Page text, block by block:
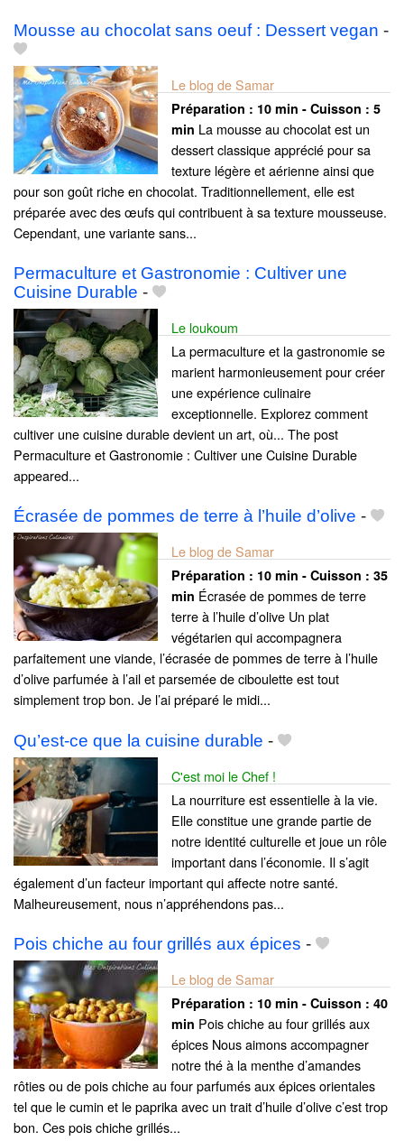
Mousse au chocolat sans oeuf : Dessert vegan -
Le blog de Samar
Préparation : 10 min - Cuisson : 5
min La mousse au chocolat est un
dessert classique apprécié pour sa
texture légère et aérienne ainsi que
pour son goût riche en chocolat. Traditionnellement, elle est
préparée avec des œufs qui contribuent à sa texture mousseuse.
Cependant, une variante sans...
Permaculture et Gastronomie : Cultiver une
Cuisine Durable -
Le loukoum
La permaculture et la gastronomie se
marient harmonieusement pour créer
une expérience culinaire
exceptionnelle. Explorez comment
cultiver une cuisine durable devient un art, où... The post
Permaculture et Gastronomie : Cultiver une Cuisine Durable
appeared...
Écrasée de pommes de terre à l’huile d’olive -
Le blog de Samar
Préparation : 10 min - Cuisson : 35
min Écrasée de pommes de terre
terre à l’huile d’olive Un plat
végétarien qui accompagnera
parfaitement une viande, l’écrasée de pommes de terre à l’huile
d’olive parfumée à l’ail et parsemée de ciboulette est tout
simplement trop bon. Je l’ai préparé le midi...
Qu’est-ce que la cuisine durable -
C'est moi le Chef !
La nourriture est essentielle à la vie.
Elle constitue une grande partie de
notre identité culturelle et joue un rôle
important dans l’économie. Il s’agit
également d’un facteur important qui affecte notre santé.
Malheureusement, nous n’appréhendons pas...
Pois chiche au four grillés aux épices -
Le blog de Samar
Préparation : 10 min - Cuisson : 40
min Pois chiche au four grillés aux
épices Nous aimons accompagner
notre thé à la menthe d’amandes
rôties ou de pois chiche au four parfumés aux épices orientales
tel que le cumin et le paprika avec un trait d’huile d’olive c’est trop
bon. Ces pois chiche grillés...